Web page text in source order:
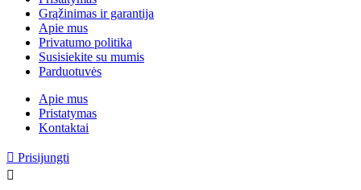
Grąžinimas ir garantija
Apie mus
Privatumo politika
Susisiekite su mumis
Parduotuvės
Apie mus
Pristatymas
Kontaktai
 Prisijungti
